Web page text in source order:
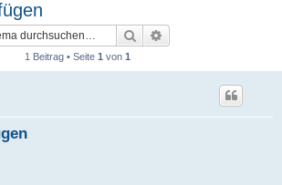
Suche
1 Beitrag • Seite 1 von 1